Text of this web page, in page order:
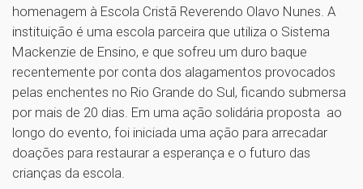
homenagem à Escola Cristã Reverendo Olavo Nunes. A
instituição é uma escola parceira que utiliza o Sistema
Mackenzie de Ensino, e que sofreu um duro baque
recentemente por conta dos alagamentos provocados
pelas enchentes no Rio Grande do Sul, ficando submersa
por mais de 20 dias. Em uma ação solidária proposta ao
longo do evento, foi iniciada uma ação para arrecadar
doações para restaurar a esperança e o futuro das
crianças da escola.